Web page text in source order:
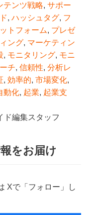
テンツ戦略, サポー
, ハッシュタグ, フ
トフォーム, プレゼ
ング, マーケティン
, モニタリング, モニ
チ, 信頼性, 分析レ
, 効率的, 市場変化,
動化, 起業, 起業支
ド編集スタッフ
をお届け
Xで「フォロー」し